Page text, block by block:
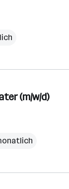
(m/w/d)